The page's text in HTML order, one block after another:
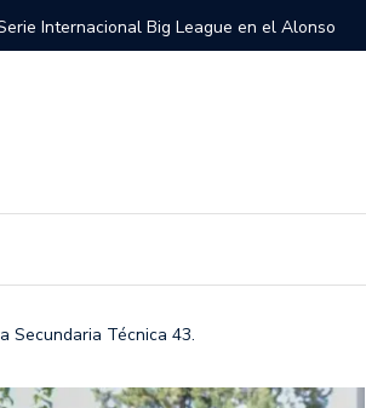
Internacional Big League en el Alonso
Secundaria Técnica 43.